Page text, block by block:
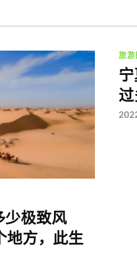
少极致风
地方，此生
旅游
过